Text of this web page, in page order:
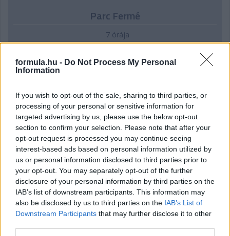
formula.hu - Do Not Process My Personal
Information
If you wish to opt-out of the sale, sharing to third parties, or
processing of your personal or sensitive information for
targeted advertising by us, please use the below opt-out
section to confirm your selection. Please note that after your
opt-out request is processed you may continue seeing
interest-based ads based on personal information utilized by
us or personal information disclosed to third parties prior to
your opt-out. You may separately opt-out of the further
disclosure of your personal information by third parties on the
IAB’s list of downstream participants. This information may
also be disclosed by us to third parties on the IAB’s List of
Downstream Participants that may further disclose it to other
Parc Fermé
7 órája
IndyCar: Palou nyert Portlandben, már 100 pont fölött az
előnye
18 órája